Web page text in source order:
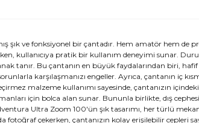
ve fonksiyonel bir çantadır. Hem amatör hem de
kullanıcıya pratik bir kullanım deneyimi sunar.
tanır. Bu çantanın en büyük faydalarından biri, hafif
karşılaşmanızı engeller. Ayrıca, çantanın iç
malzeme kullanımı sayesinde, çantanızın
için bolca alan sunar. Bununla birlikte, dış
Ultra Zoom 100'ün şık tasarımı, her türlü
fotoğraf çekerken, çantanızın kolay erişilebilir cepleri